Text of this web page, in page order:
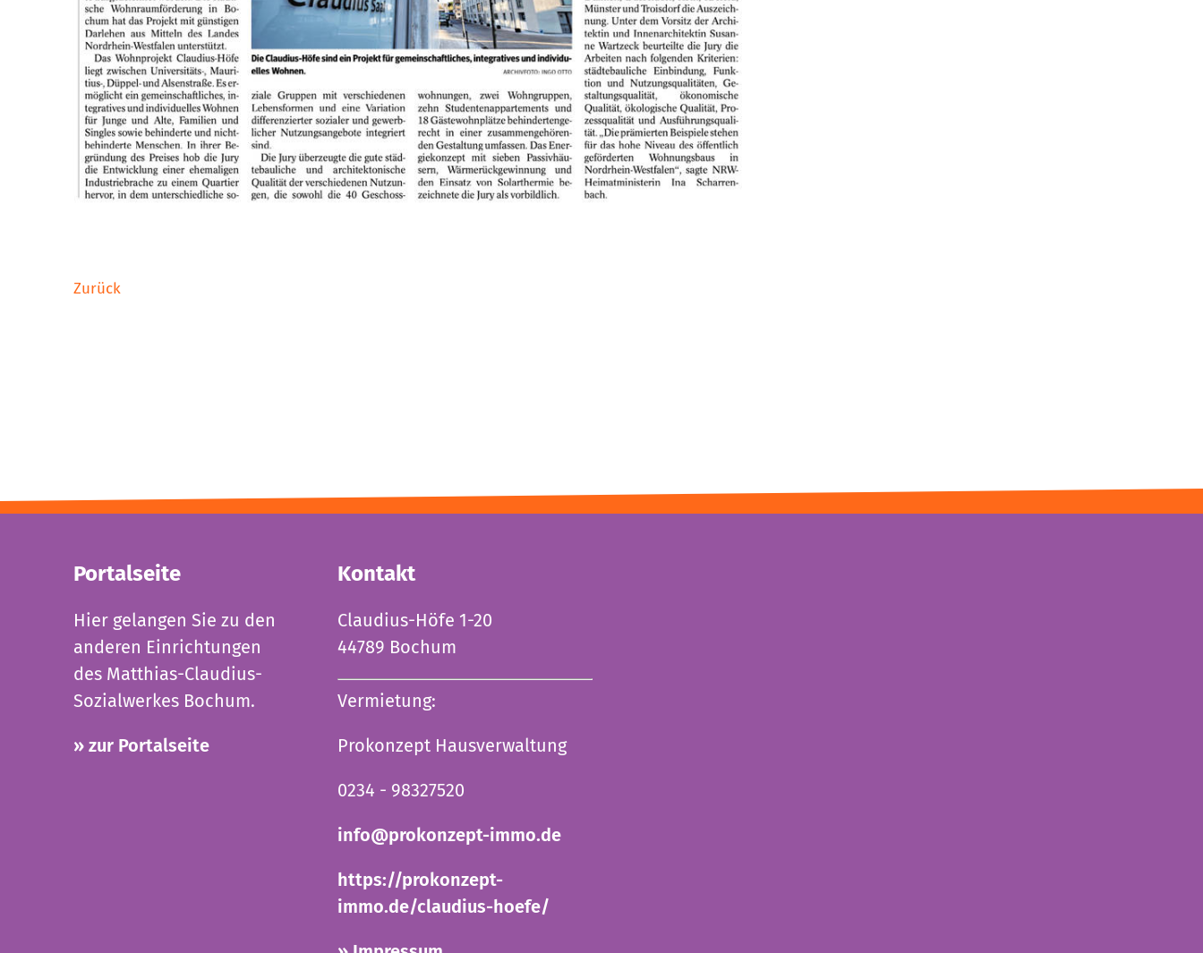
Zurück
Portalseite
Hier gelangen Sie zu den
anderen Einrichtungen
des Matthias-Claudius-
Sozialwerkes Bochum.
» zur Portalseite
Kontakt
Claudius-Höfe 1-20
44789 Bochum
Vermietung:
Prokonzept Hausverwaltung
0234 - 98327520
info@prokonzept-immo.de
https://prokonzept-
immo.de/claudius-hoefe/